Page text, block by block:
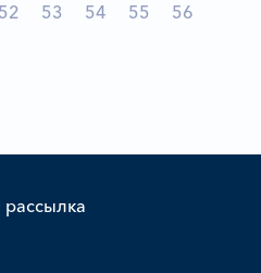
52 53 54 55 56
рассылка